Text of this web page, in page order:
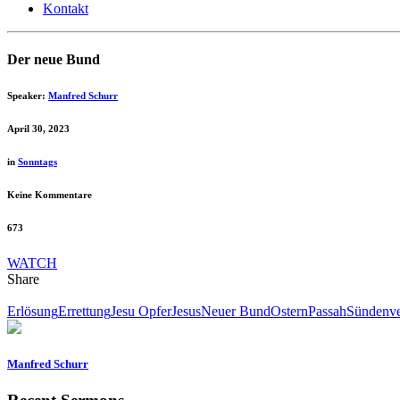
Kontakt
Der neue Bund
Speaker: Manfred Schurr
April 30, 2023
in Sonntags
Keine Kommentare
673
WATCH
Share
ErlösungErrettungJesu OpferJesusNeuer BundOsternPassah
Manfred Schurr